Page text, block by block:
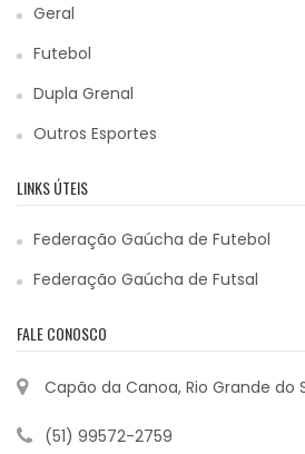
Geral
Futebol
Dupla Grenal
Outros Esportes
LINKS ÚTEIS
Federação Gaúcha de Futebol
Federação Gaúcha de Futsal
FALE CONOSCO
Capão da Canoa, Rio Grande do
(51) 99572-2759